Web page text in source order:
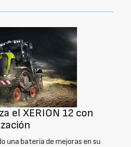
el XERION 12 con
una batería de mejoras en su